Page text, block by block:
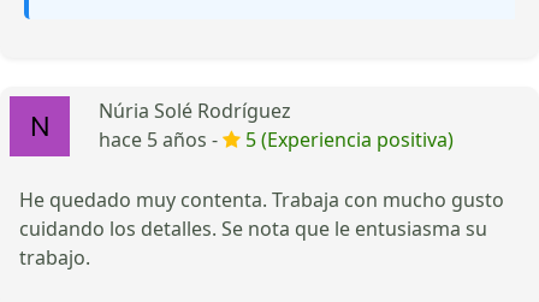
Núria Solé Rodríguez
hace 5 años -
5 (Experiencia positiva)
He quedado muy contenta. Trabaja con mucho gusto
cuidando los detalles. Se nota que le entusiasma su
trabajo.